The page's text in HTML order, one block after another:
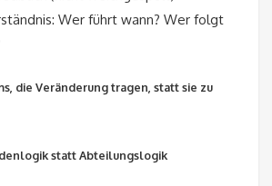
Wer führt wann? Wer folgt
die Veränderung tragen, statt sie zu
statt Abteilungslogik